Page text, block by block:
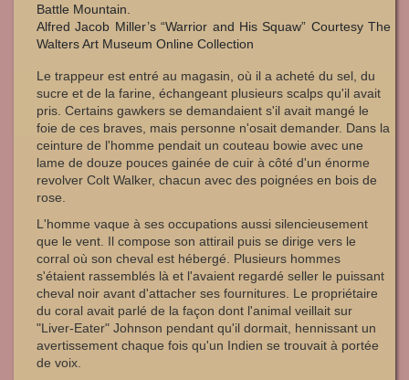
Battle Mountain.
Alfred Jacob Miller’s “Warrior and His Squaw” Courtesy The
Walters Art Museum Online Collection
Le trappeur est entré au magasin, où il a acheté du sel, du
sucre et de la farine, échangeant plusieurs scalps qu'il avait
pris. Certains gawkers se demandaient s'il avait mangé le
foie de ces braves, mais personne n'osait demander. Dans la
ceinture de l'homme pendait un couteau bowie avec une
lame de douze pouces gainée de cuir à côté d'un énorme
revolver Colt Walker, chacun avec des poignées en bois de
rose.
L'homme vaque à ses occupations aussi silencieusement
que le vent. Il compose son attirail puis se dirige vers le
corral où son cheval est hébergé. Plusieurs hommes
s'étaient rassemblés là et l'avaient regardé seller le puissant
cheval noir avant d'attacher ses fournitures. Le propriétaire
du coral avait parlé de la façon dont l'animal veillait sur
"Liver-Eater" Johnson pendant qu'il dormait, hennissant un
avertissement chaque fois qu'un Indien se trouvait à portée
de voix.